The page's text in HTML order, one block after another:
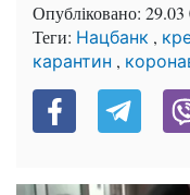
Опубліковано: 29.03
Теги: Нацбанк ,
карантин ,